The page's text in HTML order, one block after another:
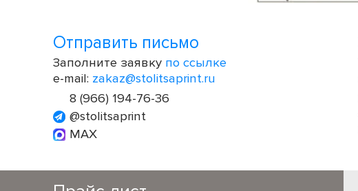
Отправить письмо
Заполните заявку по ссылке
e-mail: zakaz@stolitsaprint.ru
8 (966) 194-76-36
@stolitsaprint
MAX